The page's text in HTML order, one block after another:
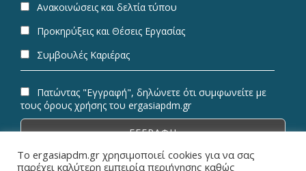
Ανακοινώσεις και δελτία τύπου
Προκηρύξεις και Θέσεις Εργασίας
Συμβουλές Καριέρας
Πατώντας "Εγγραφή", δηλώνετε ότι συμφωνείτε με
τους όρους χρήσης του ergasiapdm.gr
Το ergasiapdm.gr χρησιμοποιεί cookies για να σας
παρέχει καλύτερη εμπειρία περιήγησης καθώς